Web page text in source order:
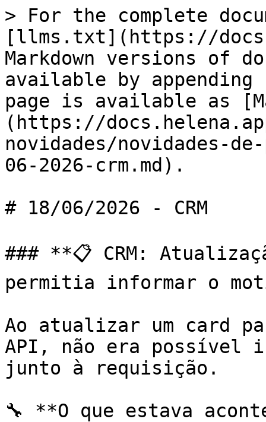
> For the complete
[llms.txt](https://
Markdown versions of
available by
page is available as
(https://
novidades/novidades-
06-2026-crm.md).
# 18/06/2026 - CRM
### **📋 CRM:
permitia informar o
Ao atualizar um card
API, não era possível
junto à requisição.
🔧 **O que estava